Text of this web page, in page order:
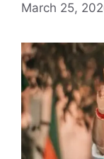
March 25,